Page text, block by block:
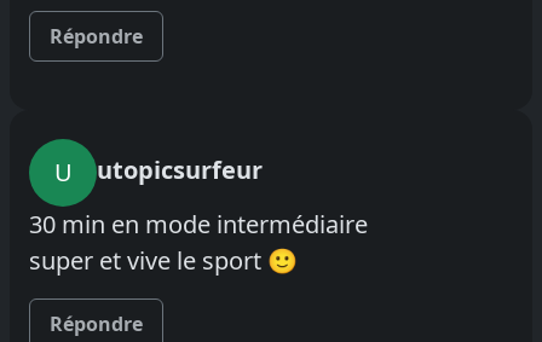
Répondre
U
utopicsurfeur
30 min en mode intermédiaire
super et vive le sport 🙂
Répondre